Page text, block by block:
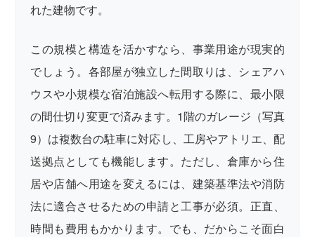
れた建物です。
この規模と構造を活かすなら、事業用途が現実的
でしょう。各部屋が独立した間取りは、シェアハ
ウスや小規模な宿泊施設へ転用する際に、最小限
の間仕切り変更で済みます。1階のガレージ（写真
9）は複数台の駐車に対応し、工房やアトリエ、配
送拠点としても機能します。ただし、倉庫から住
居や店舗へ用途を変えるには、建築基準法や消防
法に適合させるための申請と工事が必須。正直、
時間も費用もかかります。でも、だからこそ面白